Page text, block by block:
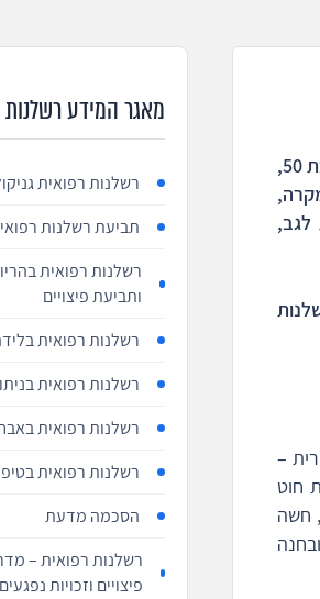
בהסדר פשרה שקיבל תוקף של פסק דין נקבע כי בית חולים פרטי יפצה ב-250,000 ש"ח אישה כבת 50,
האישה כבת 50 לעת המקרה,
לגב,
–
חוט
חשה
מאגר המידע רשלנות
רשלנות רפואית
תביעת רשלנות
רשלנות רפואית
ותביעת פיצויים
רשלנות רפואית
רשלנות רפואית
רשלנות רפואית
רשלנות רפואית
הסכמה מדעת
רשלנות רפואית –
פיצויים וזכויות נפגעים